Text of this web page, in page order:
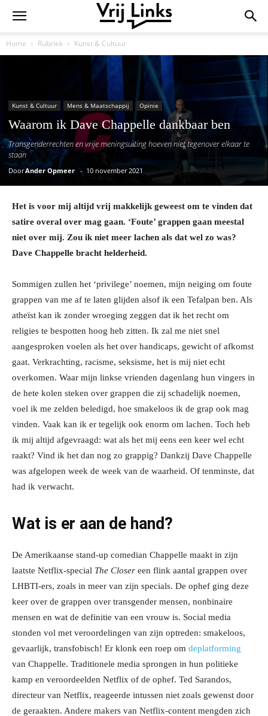
Home Rubriek Kunst & Cultuur
Kunst & Cultuur Mens & Maatschappij Opinie
Waarom ik Dave Chappelle dankbaar ben
Transgenderrechten en vrije meningsuiting hoeven niet tegenover elkaar te
staan
DoorAnder Opmeer - 10 november 2021
Het is voor mij altijd vrij makkelijk geweest om te vinden dat
satire overal over mag gaan. ‘Foute’ grappen gaan meestal
niet over mij. Zou ik niet meer lachen als dat wel zo was?
Dave Chappelle bracht helderheid.
Sommigen zullen het ‘privilege’ noemen, mijn neiging om foute
grappen van me af te laten glijden alsof ik een Tefalpan ben. Als
atheïst kan ik zonder wroeging zeggen dat ik het recht om
religies te bespotten hoog heb zitten. Ik zal me niet snel
aangesproken voelen als het over handicaps, gewicht of afkomst
gaat. Verkrachting, racisme, seksisme, het is mij niet echt
overkomen. Waar mijn linkse vrienden dagenlang hun vingers in
de hete kolen steken over grappen die zij schadelijk noemen,
voel ik me zelden beledigd, hoe smakeloos ik de grap ook mag
vinden. Vaak kan ik er tegelijk ook enorm om lachen. Toch heb
ik mij altijd afgevraagd: wat als het mij eens een keer wel echt
raakt? Vind ik het dan nog zo grappig? Dankzij Dave Chappelle
was afgelopen week de week van de waarheid. Of tenminste, dat
had ik verwacht.
Wat is er aan de hand?
De Amerikaanse stand-up comedian Chappelle maakt in zijn
laatste Netflix-special The Closer een flink aantal grappen over
LHBTI-ers, zoals in meer van zijn specials. De ophef ging deze
keer over de grappen over transgender mensen, nonbinaire
mensen en wat de definitie van een vrouw is. Social media
stonden vol met veroordelingen van zijn optreden: smakeloos,
gevaarlijk, transfobisch! Er klonk een roep om deplatforming
van Chappelle. Traditionele media sprongen in hun politieke
kamp en veroordeelden Netflix of de ophef. Ted Sarandos,
directeur van Netflix, reageerde intussen niet zoals gewenst door
de geraakten. Andere makers van Netflix-content mengden zich